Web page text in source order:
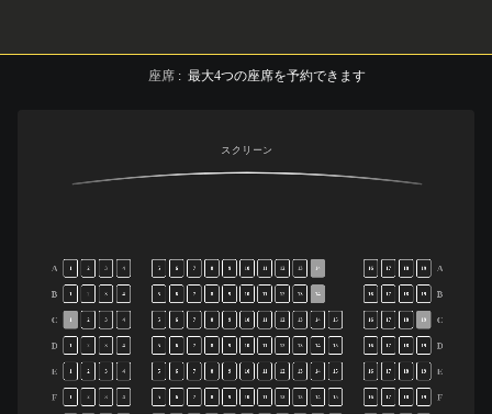
座席 : 最大4つの座席を予約できます
スクリーン
A
B
C
D
E
F
A
B
C
D
E
F
1 2 3 4 5 6 7 8 9 10 11 12 13 14 16 17 18 19
1 2 3 4 5 6 7 8 9 10 11 12 13 14 16 17 18 19
1 2 3 4 5 6 7 8 9 10 11 12 13 14 15 16 17 18 19
1 2 3 4 5 6 7 8 9 10 11 12 13 14 15 16 17 18 19
2 3 4 5 6 7 8 9 10 12 13 14 15 16 17 18 19
1 2 3 4 5 6 7 8 9 10 11 12 13 14 15 16 17 18 19